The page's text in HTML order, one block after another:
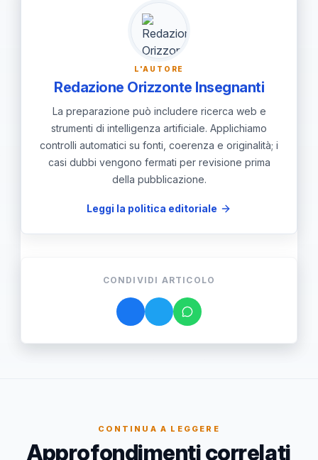
conserva la traccia. Evita annotazioni
non verificate per non compromettere
L'AUTORE
Redazione Orizzonte Insegnanti
La preparazione può includere ricerca web e
strumenti di intelligenza artificiale. Applichiamo
controlli automatici su fonti, coerenza e originalità; i
casi dubbi vengono fermati per revisione prima
della pubblicazione.
Leggi la politica editoriale
CONDIVIDI ARTICOLO
CONTINUA A LEGGERE
Approfondimenti correlati